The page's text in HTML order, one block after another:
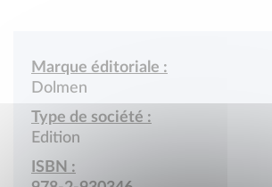
Marque éditoriale :
Dolmen
Type de société :
Edition
ISBN :